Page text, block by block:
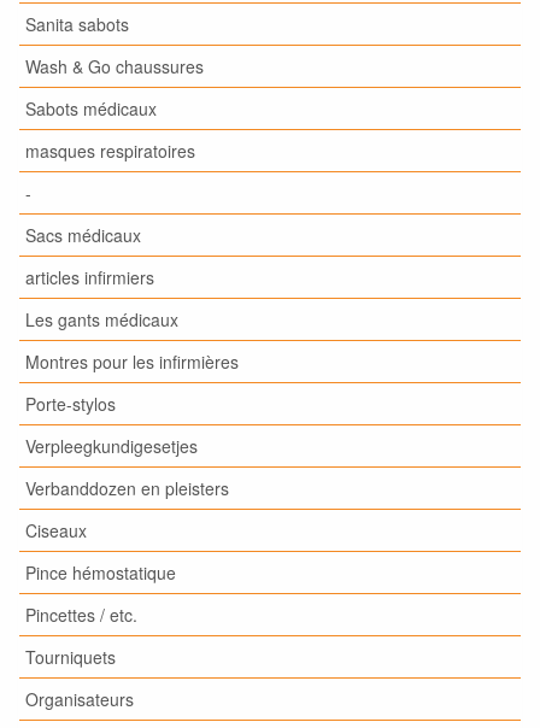
Sanita sabots
Wash & Go chaussures
Sabots médicaux
masques respiratoires
-
Sacs médicaux
articles infirmiers
Les gants médicaux
Montres pour les infirmières
Porte-stylos
Verpleegkundigesetjes
Verbanddozen en pleisters
Ciseaux
Pince hémostatique
Pincettes / etc.
Tourniquets
Organisateurs